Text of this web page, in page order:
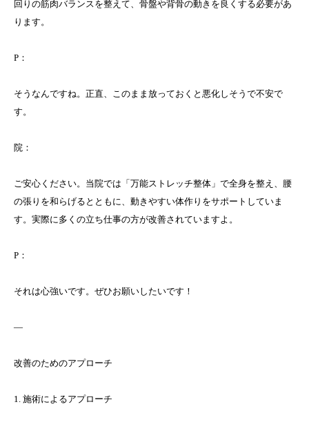
回りの筋肉バランスを整えて、骨盤や背骨の動きを良くする必要があ
ります。
P：
そうなんですね。正直、このまま放っておくと悪化しそうで不安で
す。
院：
ご安心ください。当院では「万能ストレッチ整体」で全身を整え、腰
の張りを和らげるとともに、動きやすい体作りをサポートしていま
す。実際に多くの立ち仕事の方が改善されていますよ。
P：
それは心強いです。ぜひお願いしたいです！
—
改善のためのアプローチ
1. 施術によるアプローチ